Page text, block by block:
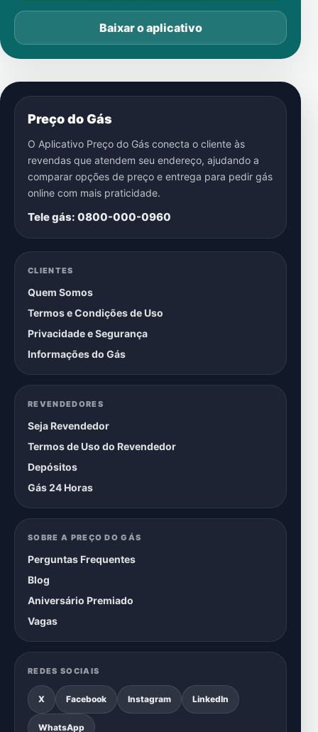
Baixar o aplicativo
Preço do Gás
O Aplicativo Preço do Gás conecta o cliente às
revendas que atendem seu endereço, ajudando a
comparar opções de preço e entrega para pedir gás
online com mais praticidade.
Tele gás: 0800-000-0960
CLIENTES
Quem Somos
Termos e Condições de Uso
Privacidade e Segurança
Informações do Gás
REVENDEDORES
Seja Revendedor
Termos de Uso do Revendedor
Depósitos
Gás 24 Horas
SOBRE A PREÇO DO GÁS
Perguntas Frequentes
Blog
Aniversário Premiado
Vagas
REDES SOCIAIS
X Facebook Instagram LinkedIn
WhatsApp